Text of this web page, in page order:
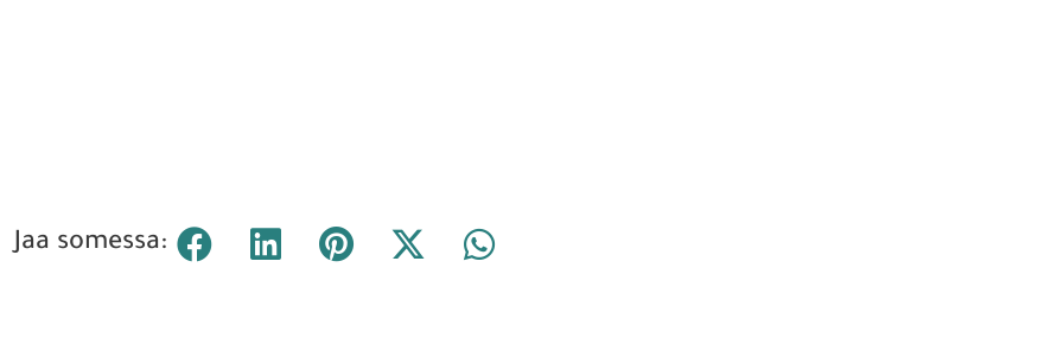
Jaa somessa: